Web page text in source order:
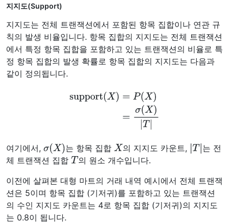
지지도(Support)
지지도는 전체 트랜잭션에서 포함된 항목 집합이나 연관 규
칙의 발생 비율입니다. 항목 집합의 지지도는 전체 트랜잭션
에서 특정 항목 집합을 포함하고 있는 트랜잭션의 비율로 특
정 항목 집합의 발생 확률로 항목 집합의 지지도는 다음과
같이 정의됩니다.
support(X) =P X) =σ( X)|T
여기에서, σ(X) 는 항목 집합 X 의 지지도 카운트, |T| 는 전
체 트랜잭션 집합 T의 원소 개수입니다.
이전에 살펴본 대형 마트의 거래 내역 예시에서 전체 트랜잭
션은 5이며 항목 집합 (기저귀)를 포함하고 있는 트랜잭션
의 수인 지지도 카운트는 4로 항목 집합 (기저귀)의 지지도
는 0.8이 됩니다.